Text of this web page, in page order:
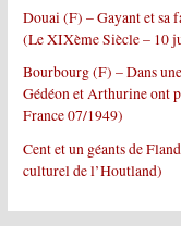
Douai (F) – Gayant et sa
(Le XIXème Siècle – 10
Bourbourg (F) – Dans
Gédéon et Arthurine ont
France 07/1949)
Cent et un géants de
culturel de l’Houtland)